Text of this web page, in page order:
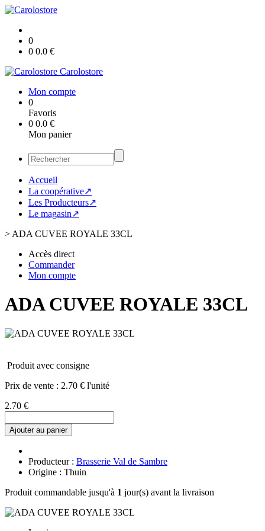
0
0 0.0 €
Carolostore
Mon compte
0
Favoris
0 0.0 €
Mon panier
Accueil
La coopérative↗
Les Producteurs↗
Le magasin↗
> ADA CUVEE ROYALE 33CL
Accès direct
Commander
Mon compte
ADA CUVEE ROYALE 33CL
Produit avec consigne
Prix de vente : 2.70 € l'unité
2.70 €
Ajouter au panier
Producteur : Brasserie Val de Sambre
Origine : Thuin
Produit commandable jusqu'à 1 jour(s) avant la livraison